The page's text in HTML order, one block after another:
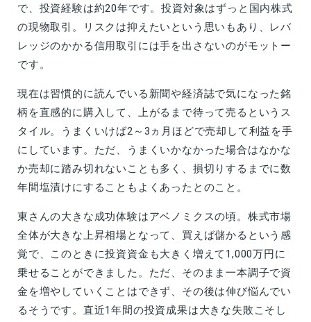
で、投資経験は約20年です。投資対象はずっと国内株式
の現物取引。リスクは抑えたいという思いもあり、レバ
レッジのかかる信用取引には手を出さないのがモットー
です。
現在は習慣的に読んでいる新聞や経済誌で気になった銘
柄を直感的に購入して、上がるまで待って売るというス
タイル。うまくいけば2～3ヵ月ほどで売却して利益を手
にしています。ただ、うまくいかなかった場合はなかな
か売却に踏み切れないことも多く、損切りするまでに数
年間塩漬けにすることもよくあったとのこと。
東さんの大きな成功体験はアベノミクスの頃。株式市場
全体が大きな上昇相場となって、買えば儲かるという感
覚で、このときに投資資金も大きく増えて1,000万円に
乗せることができました。ただ、そのまま一本調子で資
金を増やしていくことはできず、その後は伸び悩んでい
るそうです。直近1年間の投資成果は大きな失敗こそし